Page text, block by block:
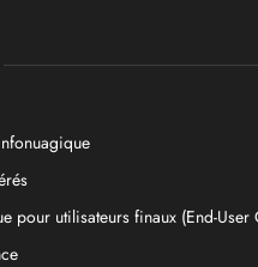
pour utilisateurs finaux (End-User